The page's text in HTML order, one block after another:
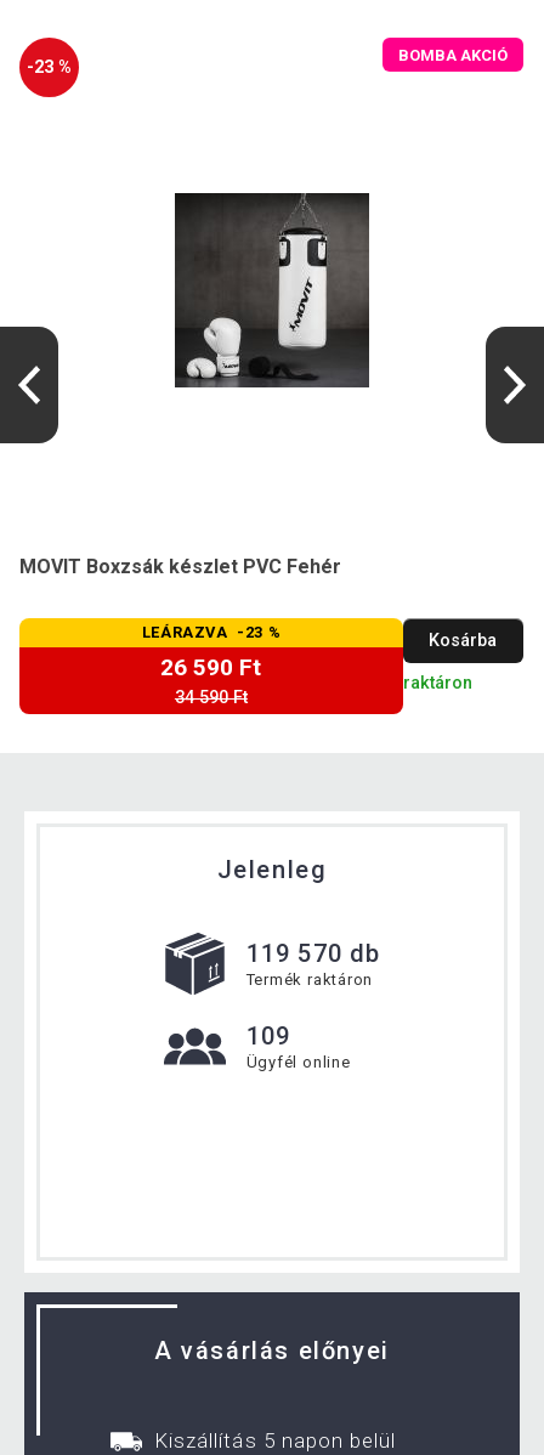
-23 %
BOMBA AKCIÓ
MOVIT Boxzsák készlet PVC Fehér
LEÁRAZVA -23 %
26 590 Ft
34 590 Ft
Kosárba
raktáron
Jelenleg
119 570 db
Termék raktáron
109
Ügyfél online
A vásárlás előnyei
Kiszállítás 5 napon belül